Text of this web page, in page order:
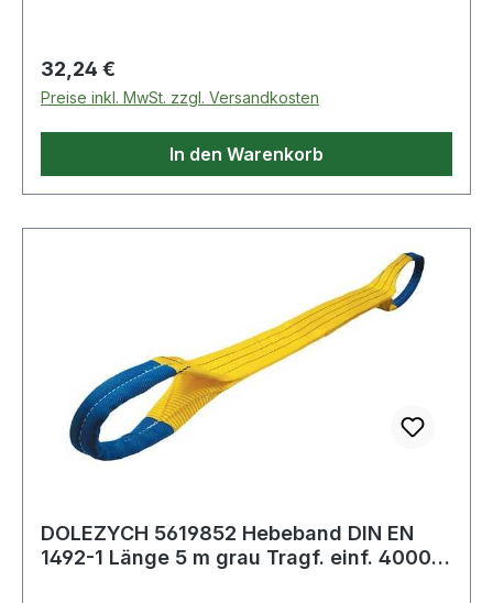
Eigenschaften: · Schlaufenlänge: 425mm ·
Ausführung: zweilagig · prüfpflichtig: ja
Regulärer Preis:
32,24 €
Preise inkl. MwSt. zzgl. Versandkosten
In den Warenkorb
DOLEZYCH 5619852 Hebeband DIN EN
1492-1 Länge 5 m grau Tragf. einf. 4000